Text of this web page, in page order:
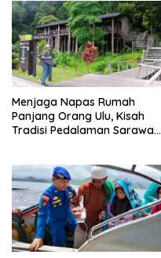
Menjaga Napas Rumah
Panjang Orang Ulu, Kisah
Tradisi Pedalaman Sarawak